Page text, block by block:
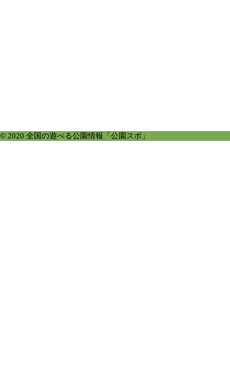
© 2020 全国の遊べる公園情報「公園スポ」